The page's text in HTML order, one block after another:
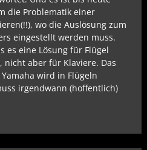
die Problematik einer
wo die Auslösung zum
eingestellt werden muss.
es eine Lösung für Flügel
nicht aber für Klaviere. Das
wird in Flügeln
irgendwann (hoffentlich)